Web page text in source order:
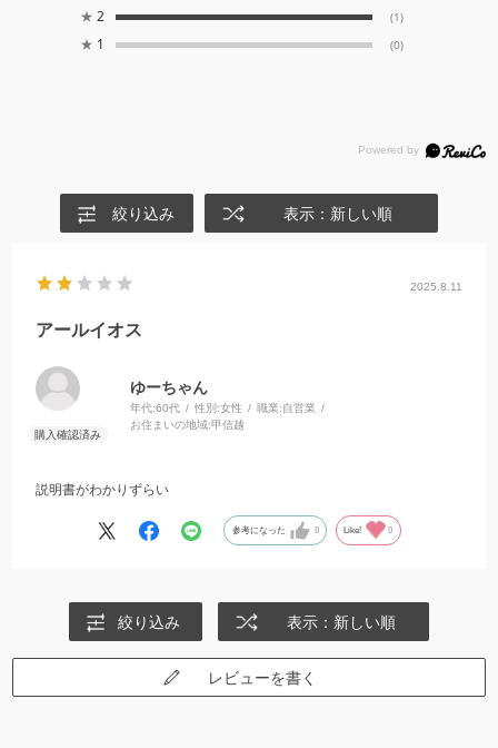
★ 2 (1)
★ 1 (0)
絞り込み 表示：新しい順
2025.8.11
アールイオス
ゆーちゃん
年代:60代 性別:女性 職業:自営業
お住まいの地域:甲信越
説明書がわかりずらい
参考になった 0 Like! 0
絞り込み 表示：新しい順
レビューを書く